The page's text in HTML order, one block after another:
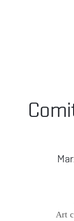
Art